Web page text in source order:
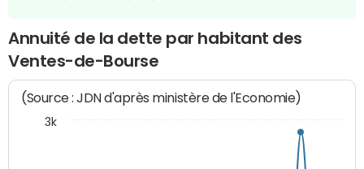
Annuité de la dette par habitant des
Ventes-de-Bourse
(Source : JDN d'après ministère de l'Economie)
3k